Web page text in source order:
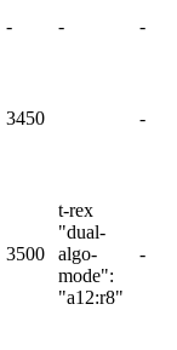
- - -
3450 -
3500
t-rex
"dual-
algo-
mode":
"a12:r8"
-